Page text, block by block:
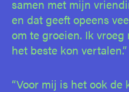
samen met mijn
en dat geeft opeens
om te groeien. Ik
het beste kon vertalen.”
“Voor mij is het ook